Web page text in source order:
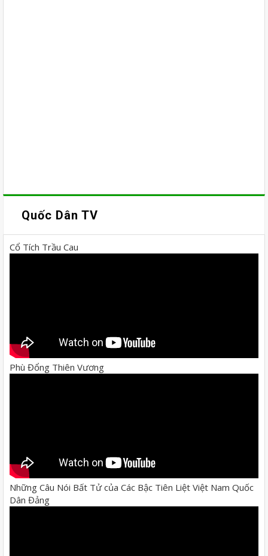
Quốc Dân TV
Cổ Tích Trầu Cau
Phù Đổng Thiên Vương
Những Câu Nói Bất Tử của Các Bậc Tiên Liệt Việt Nam Quốc
Dân Đảng